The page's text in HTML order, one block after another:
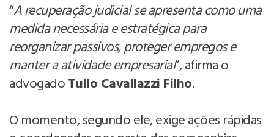
“A recuperação judicial se apresenta como uma
medida necessária e estratégica para
reorganizar passivos, proteger empregos e
manter a atividade empresarial”, afirma o
advogadoTullo Cavallazzi Filho.
O momento, segundo ele, exige ações rápidas